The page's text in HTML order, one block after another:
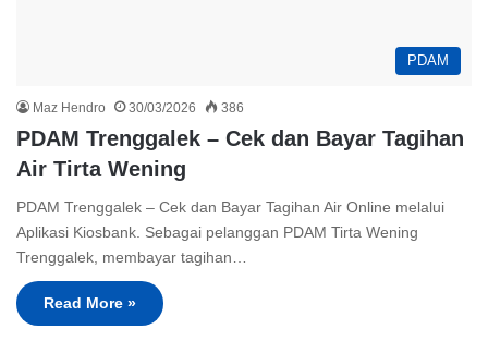
PDAM
Maz Hendro 30/03/2026 386
PDAM Trenggalek – Cek dan Bayar Tagihan
Air Tirta Wening
PDAM Trenggalek – Cek dan Bayar Tagihan Air Online melalui
Aplikasi Kiosbank. Sebagai pelanggan PDAM Tirta Wening
Trenggalek, membayar tagihan…
Read More »